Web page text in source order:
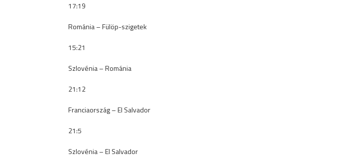
17:19
Románia – Fülöp-szigetek
15:21
Szlovénia – Románia
21:12
Franciaország – El Salvador
21:5
Szlovénia – El Salvador